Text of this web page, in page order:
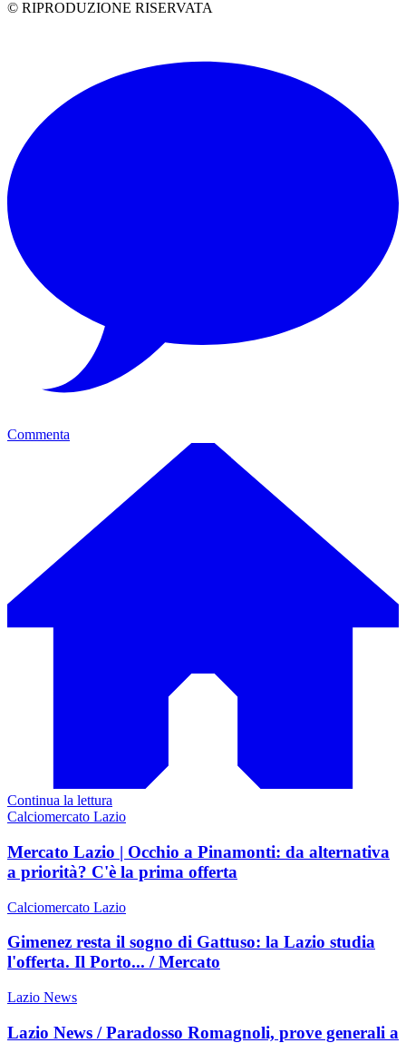
© RIPRODUZIONE RISERVATA
Commenta
Continua la lettura
Calciomercato Lazio
Mercato Lazio | Occhio a Pinamonti: da alternativa
a priorità? C'è la prima offerta
Calciomercato Lazio
Gimenez resta il sogno di Gattuso: la Lazio studia
l'offerta. Il Porto... / Mercato
Lazio News
Lazio News / Paradosso Romagnoli, prove generali a